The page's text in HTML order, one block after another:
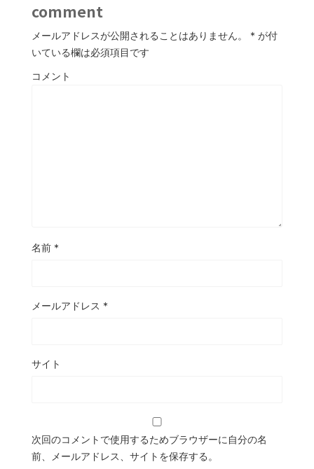
comment
メールアドレスが公開されることはありません。 * が付
いている欄は必須項目です
コメント
名前 *
メールアドレス *
サイト
次回のコメントで使用するためブラウザーに自分の名
前、メールアドレス、サイトを保存する。